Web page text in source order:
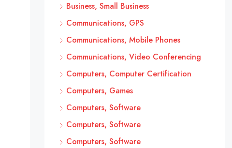
Business, Small Business
Communications, GPS
Communications, Mobile Phones
Communications, Video Conferencing
Computers, Computer Certification
Computers, Games
Computers, Software
Computers, Software
Computers, Software